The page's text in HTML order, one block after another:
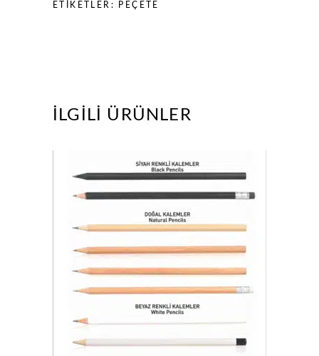
ETIKETLER: PEÇETE
İLGILI ÜRÜNLER
KURŞUN KALEMLER
KURŞUN KALEMLER